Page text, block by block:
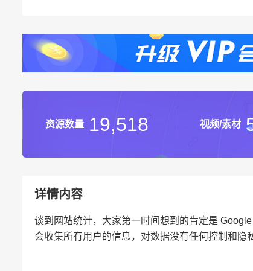
资源数量 19,518 视频/素材
详情内容
谈到网站统计，大家第一时间想到的肯定是
会收集所有用户的信息，对数据没有任何控制和隐